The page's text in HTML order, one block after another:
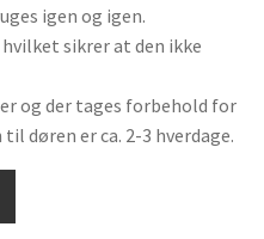
igen og igen.
sikrer at den ikke
og der tages forbehold for
døren er ca. 2-3 hverdage.